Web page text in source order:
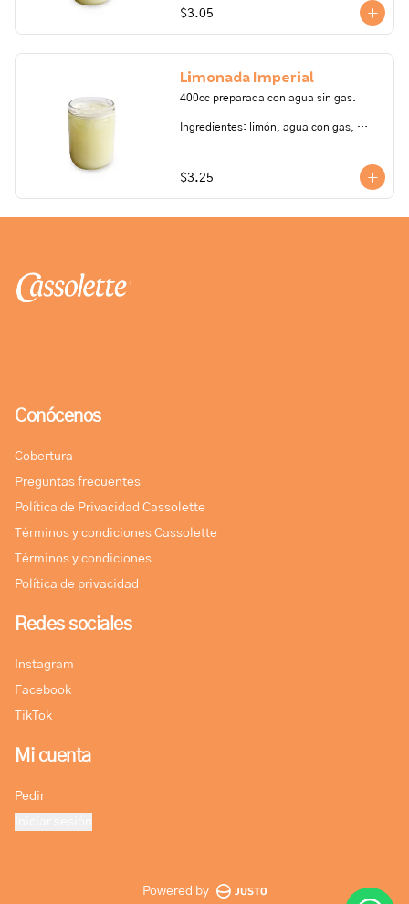
contener trazas de: frutos secos,
gluten, huevo, lactosa, leche, maní,
marisco, mostaza, pescado, soya,
$3.05
Limonada Imperial
400cc preparada con agua sin gas.
Ingredientes: limón, agua con gas,
Todos nuestros productos pueden
contener trazas de: frutos secos,
gluten, huevo, lactosa, leche, maní,
$3.25
Conócenos
Cobertura
Preguntas frecuentes
Política de Privacidad Cassolette
Términos y condiciones Cassolette
Términos y condiciones
Política de privacidad
Redes sociales
Instagram
Facebook
TikTok
Mi cuenta
Pedir
Powered by